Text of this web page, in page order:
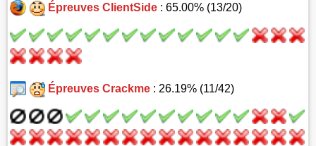
Épreuves ClientSide: 65.00% (13/20)
Épreuves Crackme: 26.19% (11/42)